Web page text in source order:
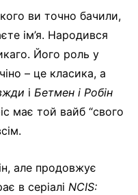
ви точно бачили,
ім’я. Народився
Його роль у
– це класика, а
і Бетмен і Робін
має той вайб “свого
але продовжує
в серіалі NCIS: